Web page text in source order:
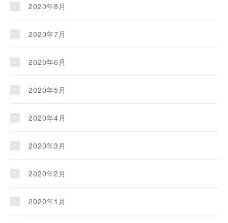
2020年8月
2020年7月
2020年6月
2020年5月
2020年4月
2020年3月
2020年2月
2020年1月